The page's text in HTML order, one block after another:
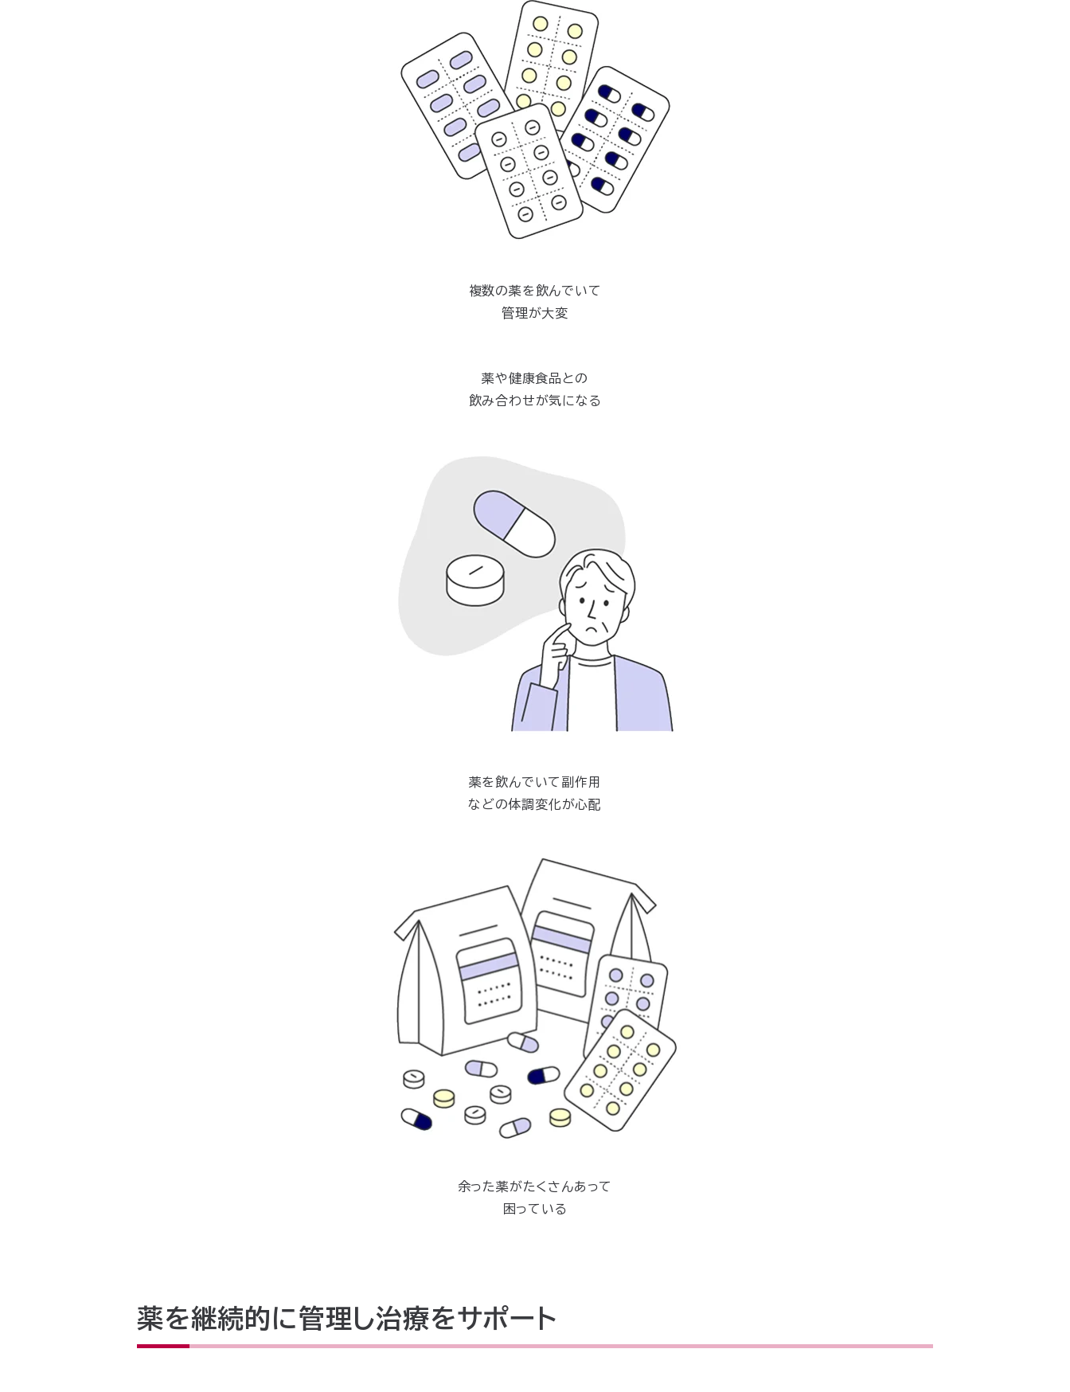
複数の薬を飲んでいて
管理が大変
薬や健康食品との
飲み合わせが気になる
薬を飲んでいて副作用
などの体調変化が心配
余った薬がたくさんあって
困っている
薬を継続的に管理し治療をサポート